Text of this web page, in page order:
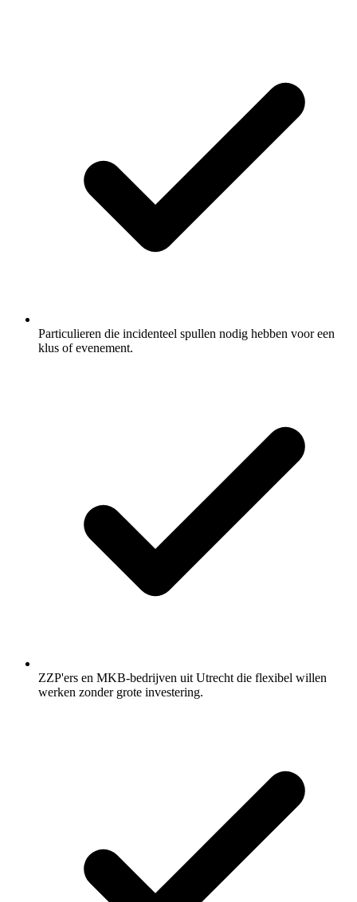
Particulieren die incidenteel spullen nodig hebben voor een
klus of evenement.
ZZP'ers en MKB-bedrijven uit Utrecht die flexibel willen
werken zonder grote investering.